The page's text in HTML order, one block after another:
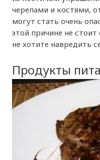
черепами и костями,
могут стать очень
этой причине не
не хотите навредить
Продукты